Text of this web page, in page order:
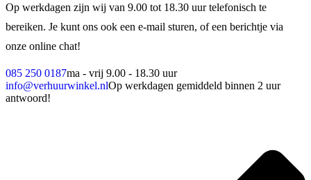
Op werkdagen zijn wij van 9.00 tot 18.30 uur telefonisch te
bereiken. Je kunt ons ook een e-mail sturen, of een berichtje via
onze online chat!
085 250 0187ma - vrij 9.00 - 18.30 uur
info@verhuurwinkel.nlOp werkdagen gemiddeld binnen 2 uur
antwoord!